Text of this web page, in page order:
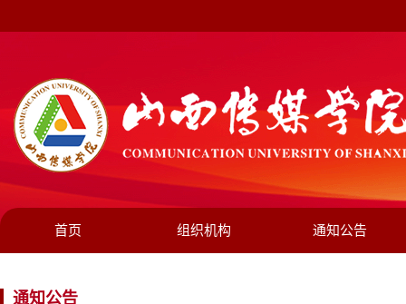
首页 组织机构 通知公告
通知公告